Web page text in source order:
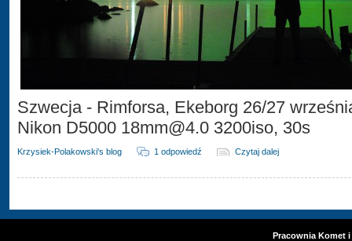
Szwecja - Rimforsa, Ekeborg 26/27
Nikon D5000 18mm@4.0 3200iso, 30s
Krzysiek-Polakowski's blog 1 odpowiedź Czytaj dalej
Pracownia Komet